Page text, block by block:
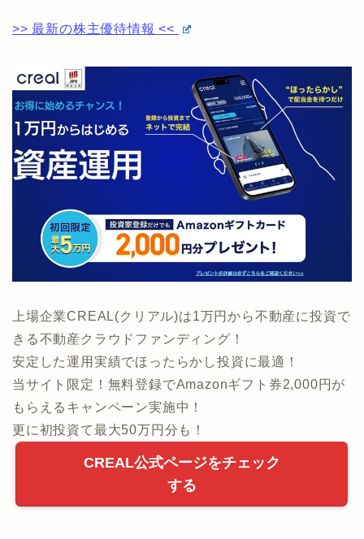
>> 最新の株主優待情報 <<
上場企業CREAL(クリアル)は1万円から不動産に投資で
きる不動産クラウドファンディング！
安定した運用実績でほったらかし投資に最適！
当サイト限定！無料登録でAmazonギフト券2,000円が
もらえるキャンペーン実施中！
更に初投資て最大50万円分も！
CREAL公式ページをチェック
する